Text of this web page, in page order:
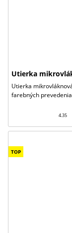
Utierka
Utierka
farebných
4.35
TOP